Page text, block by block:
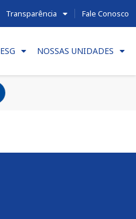
Transparência Fale Conosco
ESG NOSSAS UNIDADES